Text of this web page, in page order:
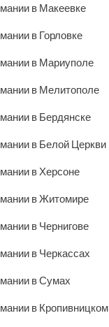
в Макеевке
в Горловке
в Мариуполе
в Мелитополе
в Бердянске
в Белой Церкви
в Херсоне
в Житомире
в Чернигове
в Черкассах
в Сумах
в Кропивницком